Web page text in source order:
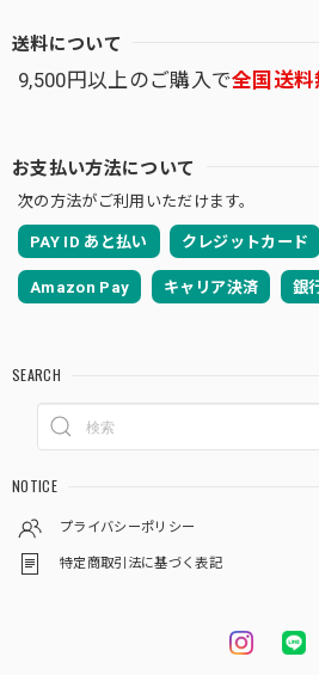
送料について
9,500円以上のご購入で全国送料
お支払い方法について
次の方法がご利用いただけます。
PAY ID あと払い クレジットカード
Amazon Pay キャリア決済 銀
SEARCH
NOTICE
プライバシーポリシー
特定商取引法に基づく表記